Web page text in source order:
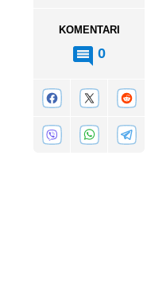
KOMENTARI
0